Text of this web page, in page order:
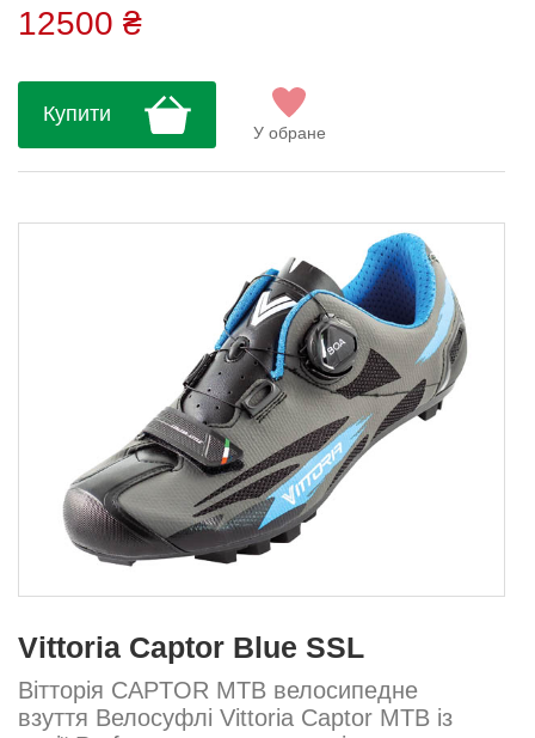
мікроволокно з технологією лазерного
різання з наноотворами. Внутрішнє
XECARB ® 30ВАГА : 355 грТехнології:Boa®:
мікрометрична система закриття,
надзвичайно проста у використанні.
Забезпечує точну та про...
12500 ₴
Купити
У обране
Vittoria Captor Blue SSL
Вітторія CAPTOR MTB велосипедне
взуття Велосуфлі Vittoria Captor MTB із